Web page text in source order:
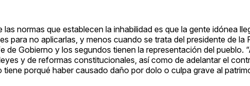
las normas que establecen la inhabilidad es que la gente idónea
para no aplicarlas, y menos cuando se trata del presidente de la
de Gobierno y los segundos tienen la representación del pueblo.
y de reformas constitucionales, así como de adelantar el
porqué haber causado daño por dolo o culpa grave al